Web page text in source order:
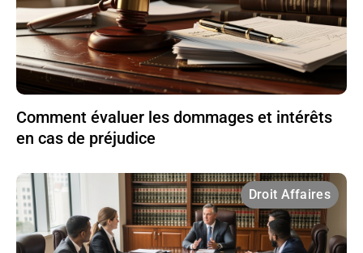
Comment évaluer les dommages et intérêts
en cas de préjudice
Droit Affaires